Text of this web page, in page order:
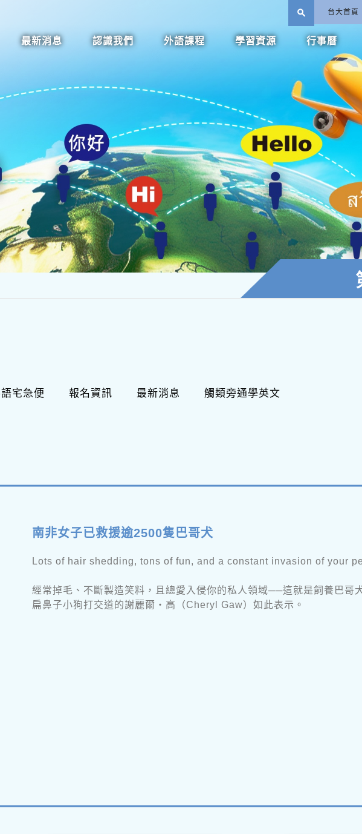
台大首頁
search
最新消息 認識我們 外語課程 學習資源 行事曆
宅急便 報名資訊 最新消息 觸類旁通學英文
南非女子已救援逾2500隻巴哥犬
Lots of hair shedding, tons of fun, and a constant invasion of your
經常掉毛、不斷製造笑料，且總愛入侵你的私人領域──這就是飼養巴哥
扁鼻子小狗打交道的謝麗爾‧高（Cheryl Gaw）如此表示。